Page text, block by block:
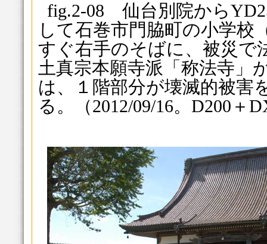
fig.2-08 仙台別院から
して石巻市門脇町の小学校
すぐ右手のそばに、被災で
土真宗本願寺派「称法寺」
は、１階部分が壊滅的被害
る。（2012/09/16。D200＋